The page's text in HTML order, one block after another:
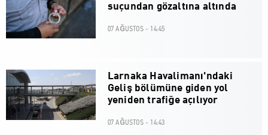
suçundan gözaltına altında
07 AĞUSTOS - 14:45
Larnaka Havalimanı'ndaki
Geliş bölümüne giden yol
yeniden trafiğe açılıyor
07 AĞUSTOS - 14:43